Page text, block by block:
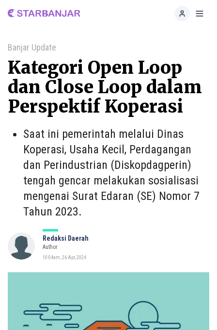
Home
Banjar Update
Kategori Open Loop
dan Close Loop dalam
Perspektif Koperasi
Saat ini pemerintah melalui Dinas
Koperasi, Usaha Kecil, Perdagangan
dan Perindustrian (Diskopdagperin)
tengah gencar melakukan sosialisasi
mengenai Surat Edaran (SE) Nomor 7
Tahun 2023.
Redaksi Daerah
Author
10:04am, 26 Apr, 2024